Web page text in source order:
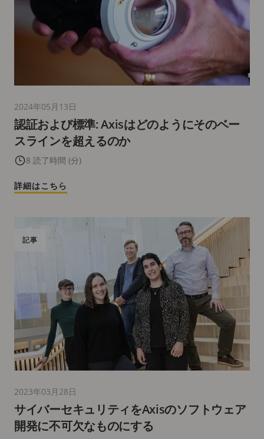
認証および標準: Axisはどのようにそのベー
スラインを超えるのか
8 読了時間 (分)
2024年05月13日
詳細はこちら
サイバーセキュリティをAxisのソフトウェア
開発に不可欠なものにする
記事
2023年03月28日